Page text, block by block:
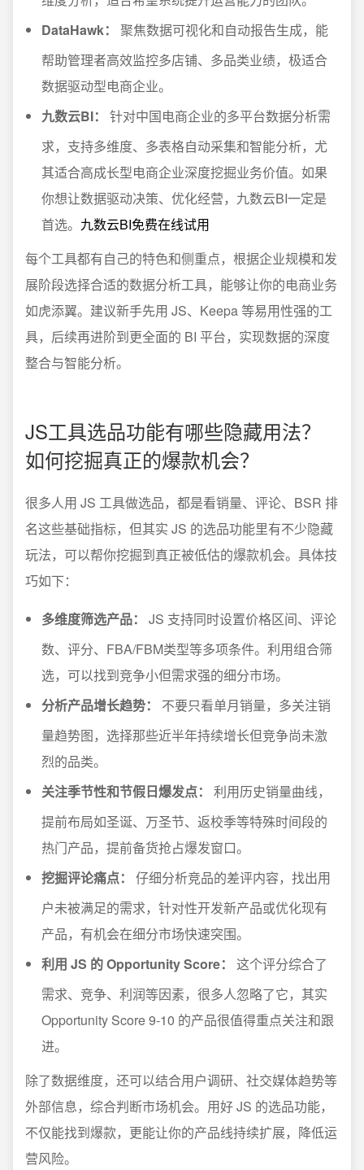
DataHawk：
聚焦数据可视化和自动报告生成，能
帮助管理者高效监控多店铺、多品类业绩，极适合
数据驱动型电商企业。
九数云BI：
针对中国电商企业的多平台数据分析需
求，支持多维度、多表格自动采集和智能分析，尤
其适合高成长型电商企业深度挖掘业务价值。如果
你想让数据驱动决策、优化经营，九数云BI一定是
首选。 九数云BI免费在线试用
每个工具都有自己的特色和侧重点，根据企业规模和发
展阶段选择合适的数据分析工具，能够让你的电商业务
如虎添翼。建议新手先用 JS、Keepa 等易用性强的工
具，后续再进阶到更全面的 BI 平台，实现数据的深度
整合与智能分析。
JS工具选品功能有哪些隐藏用法？
如何挖掘真正的爆款机会？
很多人用 JS 工具做选品，都是看销量、评论、BSR 排
名这些基础指标，但其实 JS 的选品功能里有不少隐藏
玩法，可以帮你挖掘到真正被低估的爆款机会。具体技
巧如下：
多维度筛选产品：
JS 支持同时设置价格区间、评论
数、评分、FBA/FBM类型等多项条件。利用组合筛
选，可以找到竞争小但需求强的细分市场。
分析产品增长趋势：
不要只看单月销量，多关注销
量趋势图，选择那些近半年持续增长但竞争尚未激
烈的品类。
关注季节性和节假日爆发点：
利用历史销量曲线，
提前布局如圣诞、万圣节、返校季等特殊时间段的
热门产品，提前备货抢占爆发窗口。
挖掘评论痛点：
仔细分析竞品的差评内容，找出用
户未被满足的需求，针对性开发新产品或优化现有
产品，有机会在细分市场快速突围。
利用 JS 的 Opportunity Score：
这个评分综合了
需求、竞争、利润等因素，很多人忽略了它，其实
Opportunity Score 9-10 的产品很值得重点关注和跟
进。
除了数据维度，还可以结合用户调研、社交媒体趋势等
外部信息，综合判断市场机会。用好 JS 的选品功能，
不仅能找到爆款，更能让你的产品线持续扩展，降低运
营风险。